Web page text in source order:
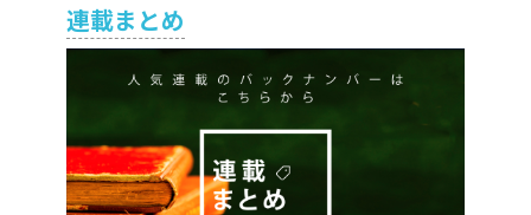
連載まとめ